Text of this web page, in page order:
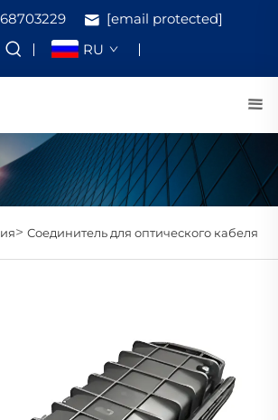
[email protected]
RU
> Соединитель для оптического кабеля